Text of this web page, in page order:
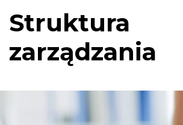
Struktura
zarządzania